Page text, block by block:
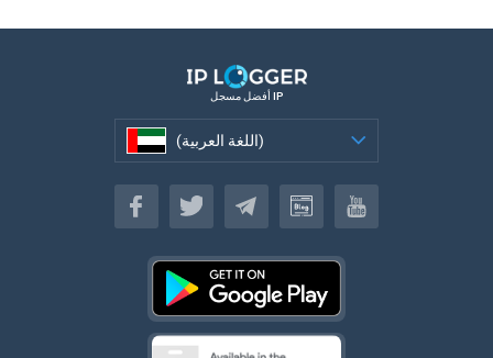
أفضل مسجل IP
(اللغة العربية)
(اللغة العربية)